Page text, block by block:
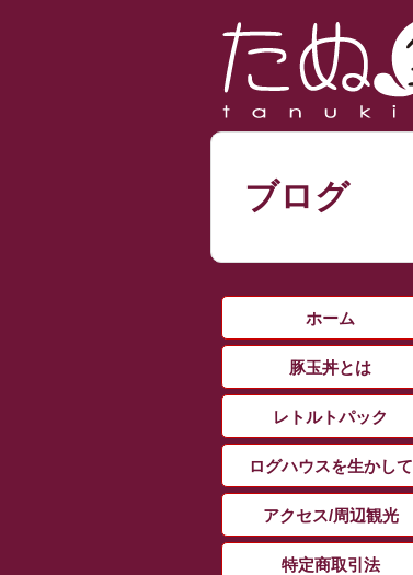
ブログ
ホーム
豚玉丼とは
レトルトパック
ログハウスを生かして
アクセス/周辺観光
特定商取引法